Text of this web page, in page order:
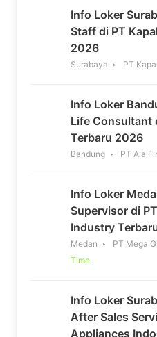
Info Loker
Staff di PT
2026
Surabaya PT
Info Loker
Life Consultant
Terbaru 2026
Bandung PT Aia
Info Loker
Supervisor di
Industry
Medan PT Mega
Time
Info Loker
After Sales
Appliances